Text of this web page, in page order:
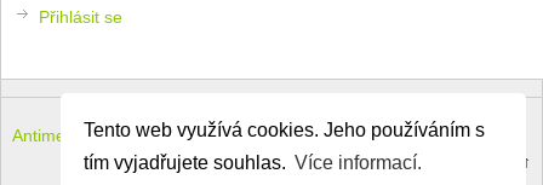
Tento web využívá cookies. Jeho používáním s
tím vyjadřujete souhlas. Více informací.
Přihlásit se
Antimeloun – komouši dneškaCopyright © 2026.
Theme byMyThemeShop Back to Top ↑